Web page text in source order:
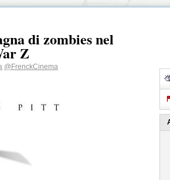
di zombies nel
Z
@FrenckCinema